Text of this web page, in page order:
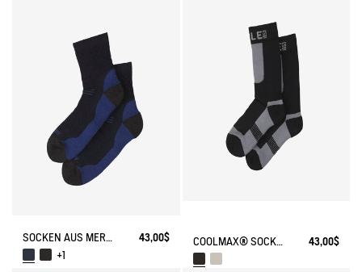
SOCKEN AUS MERINOWOLLE MADE IN FRANCE
43,00$
+1
COOLMAX® SOCKEN MADE IN FRANCE 43,00$